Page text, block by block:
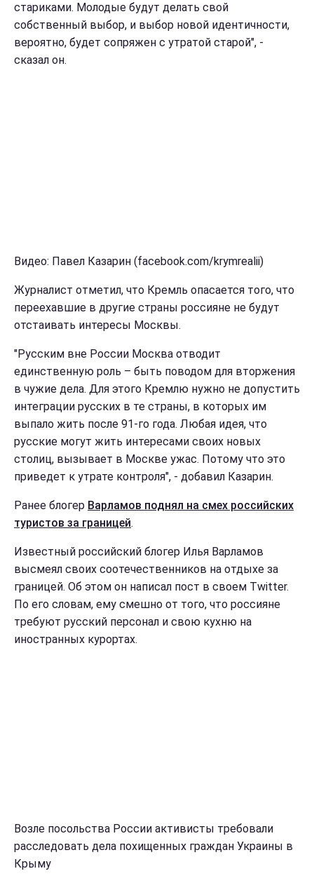
стариками. Молодые будут делать свой
собственный выбор, и выбор новой идентичности,
вероятно, будет сопряжен с утратой старой", -
сказал он.
Видео: Павел Казарин (facebook.com/krymrealii)
Журналист отметил, что Кремль опасается того, что
переехавшие в другие страны россияне не будут
отстаивать интересы Москвы.
"Русским вне России Москва отводит
единственную роль – быть поводом для вторжения
в чужие дела. Для этого Кремлю нужно не допустить
интеграции русских в те страны, в которых им
выпало жить после 91-го года. Любая идея, что
русские могут жить интересами своих новых
столиц, вызывает в Москве ужас. Потому что это
приведет к утрате контроля", - добавил Казарин.
Ранее блогер Варламов поднял на смех российских
туристов за границей.
Известный российский блогер Илья Варламов
высмеял своих соотечественников на отдыхе за
границей. Об этом он написал пост в своем Twitter.
По его словам, ему смешно от того, что россияне
требуют русский персонал и свою кухню на
иностранных курортах.
Возле посольства России активисты требовали
расследовать дела похищенных граждан Украины в
Крыму